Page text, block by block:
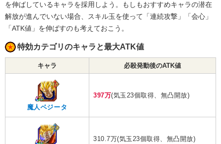
を伸ばしているキャラを採用しよう。もしもおすすめキャラの潜在
解放が進んでいない場合、スキル玉を使って「連続攻撃」「会心」
「ATK値」を伸ばすのも考えておこう。
特効カテゴリのキャラと最大ATK値
キャラ 必殺発動後のATK値
魔人ベジータ
397万(気玉23個取得、無凸開放)
310.7万(気玉23個取得、無凸開放)